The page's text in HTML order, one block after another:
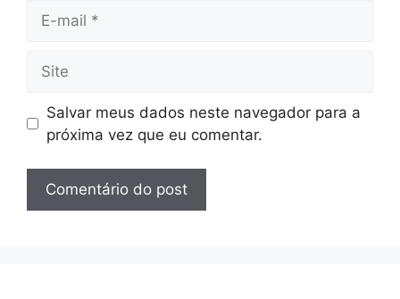
mail
Salvar meus dados neste navegador para a
próxima vez que eu comentar.